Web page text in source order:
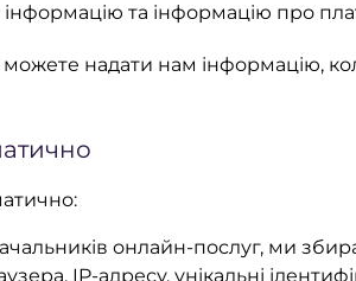
та інформацію про
надати нам інформацію,
онлайн-послуг, ми
IP-адресу, унікальні